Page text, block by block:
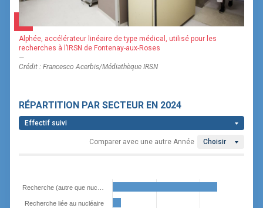
Alphée, accélérateur linéaire de type médical, utilisé pour les
recherches à l’IRSN de Fontenay-aux-Roses
—
Crédit : Francesco Acerbis/Médiathèque IRSN
RÉPARTITION PAR SECTEUR EN 2024
Effectif suivi
Choisir
Comparer avec une autre Année
Recherche (autre que nuc…
Recherche liée au nucléaire